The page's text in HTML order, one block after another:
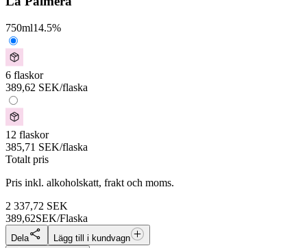
750ml14.5%
6 flaskor
389,62 SEK/flaska
12 flaskor
385,71 SEK/flaska
Totalt pris
Pris inkl. alkoholskatt, frakt och moms.
2 337,72 SEK
389,62SEK/Flaska
Dela Lägg till i kundvagn